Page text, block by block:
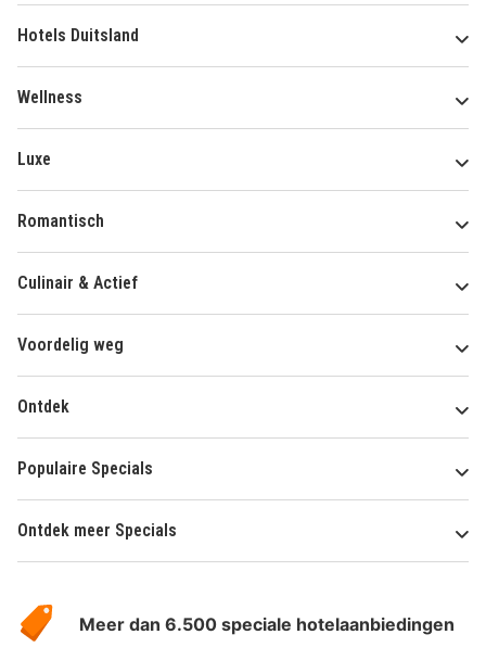
Hotels Duitsland
Wellness
Luxe
Romantisch
Culinair & Actief
Voordelig weg
Ontdek
Populaire Specials
Ontdek meer Specials
HotelSpecials
Meer dan 6.500 speciale hotelaanbiedingen